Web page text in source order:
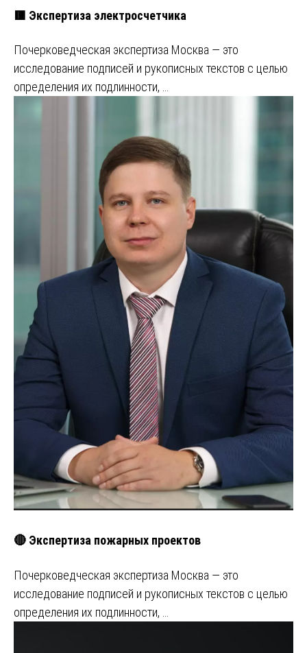
🟥 Экспертиза электросчетчика
Почерковедческая экспертиза Москва — это
исследование подписей и рукописных текстов с целью
определения их подлинности, …
🔴 Экспертиза пожарных проектов
Почерковедческая экспертиза Москва — это
исследование подписей и рукописных текстов с целью
определения их подлинности, …